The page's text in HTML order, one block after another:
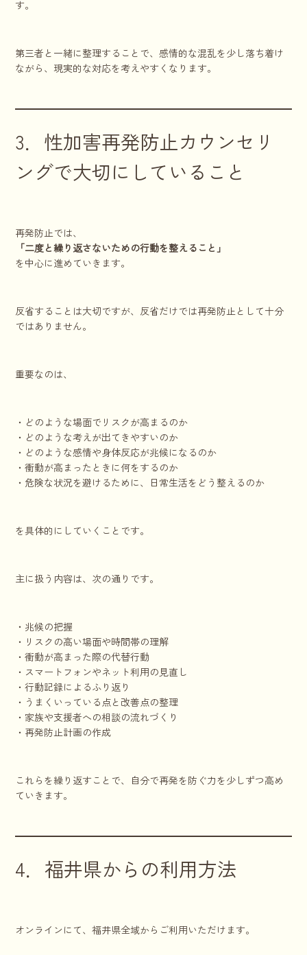
す。
第三者と一緒に整理することで、感情的な混乱を少し落ち着け
ながら、現実的な対応を考えやすくなります。
3．性加害再発防止カウンセリ
ングで大切にしていること
再発防止では、
「二度と繰り返さないための行動を整えること」
を中心に進めていきます。
反省することは大切ですが、反省だけでは再発防止として十分
ではありません。
重要なのは、
・どのような場面でリスクが高まるのか
・どのような考えが出てきやすいのか
・どのような感情や身体反応が兆候になるのか
・衝動が高まったときに何をするのか
・危険な状況を避けるために、日常生活をどう整えるのか
を具体的にしていくことです。
主に扱う内容は、次の通りです。
・兆候の把握
・リスクの高い場面や時間帯の理解
・衝動が高まった際の代替行動
・スマートフォンやネット利用の見直し
・行動記録によるふり返り
・うまくいっている点と改善点の整理
・家族や支援者への相談の流れづくり
・再発防止計画の作成
これらを繰り返すことで、自分で再発を防ぐ力を少しずつ高め
ていきます。
4．福井県からの利用方法
オンラインにて、福井県全域からご利用いただけます。